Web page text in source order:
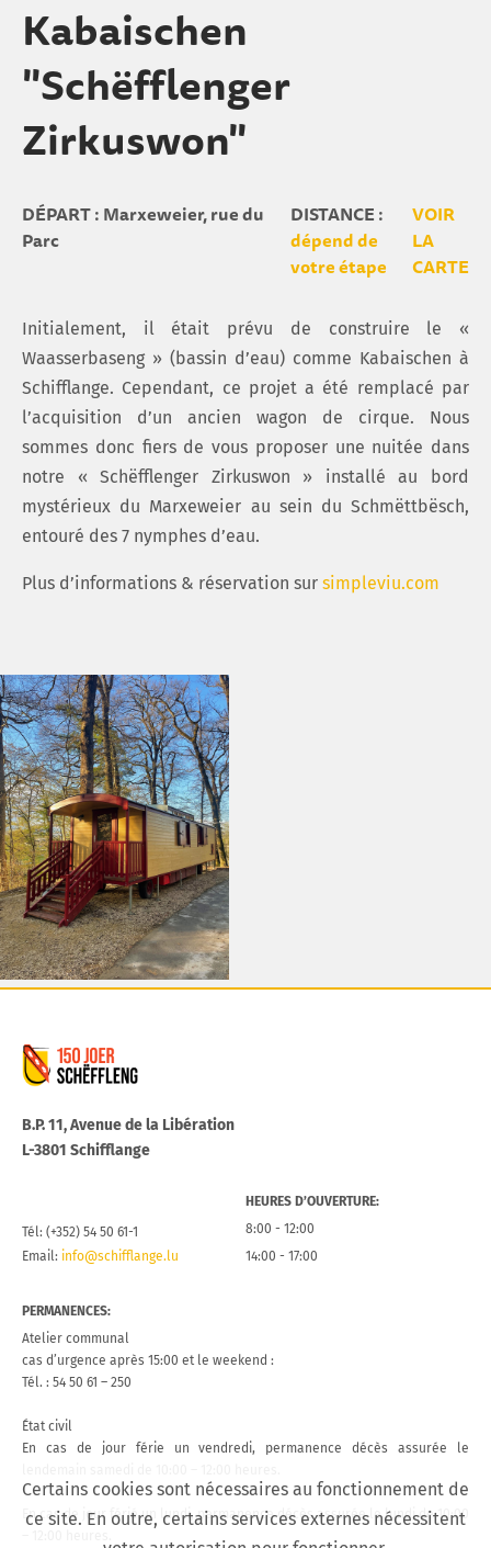
Kabaischen
"Schëfflenger
Zirkuswon"
DÉPART : Marxeweier, rue du
Parc
DISTANCE :
dépend de
votre étape
VOIR
LA
CARTE
Initialement, il était prévu de construire le «
Waasserbaseng » (bassin d’eau) comme Kabaischen à
Schifflange. Cependant, ce projet a été remplacé par
l’acquisition d’un ancien wagon de cirque. Nous
sommes donc fiers de vous proposer une nuitée dans
notre « Schëfflenger Zirkuswon » installé au bord
mystérieux du Marxeweier au sein du Schmëttbësch,
entouré des 7 nymphes d’eau.
Plus d’informations & réservation sur simpleviu.com
B.P. 11, Avenue de la Libération
L-3801 Schifflange
Tél: (+352) 54 50 61-1
Email: info@schifflange.lu
HEURES D’OUVERTURE:
8:00 - 12:00
14:00 - 17:00
PERMANENCES:
Atelier communal
cas d’urgence après 15:00 et le weekend :
Tél. : 54 50 61 – 250
État civil
En cas de jour férie un vendredi, permanence décès assurée le
En cas de jour férié un lundi, permanence décès assurée le lundi de 10:00
Certains cookies sont nécessaires au fonctionnement de
ce site. En outre, certains services externes nécessitent